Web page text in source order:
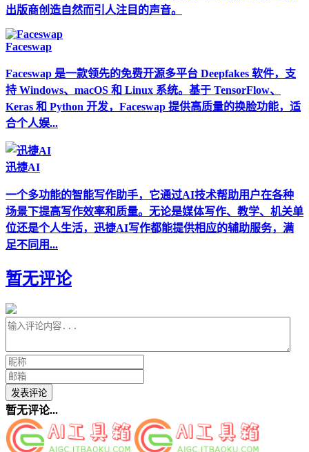
出版商创造自然而引人注目的声音。
Faceswap
Faceswap 是一款领先的免费开源多平台 Deepfakes 软件，支
持 Windows、macOS 和 Linux 系统。基于 TensorFlow、
Keras 和 Python 开发，Faceswap 提供高质量的换脸功能，适
合个人娱...
迅捷AI
一个多功能的智能写作助手，它通过AI技术帮助用户在各种
场景下提高写作效率和质量。无论是媒体写作、教学、机关单
位还是个人生活，迅捷AI写作都能提供相应的辅助服务，满
足不同用...
暂无评论
发表评论
暂无评论...